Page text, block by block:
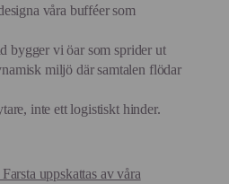
våra bufféer som
bygger vi öar som sprider ut
miljö där samtalen flödar
inte ett logistiskt hinder.
uppskattas av våra